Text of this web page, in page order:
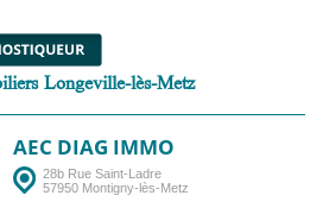
Longeville-lès-Metz
AEC DIAG IMMO
28b Rue Saint-Ladre
57950 Montigny-lès-Metz